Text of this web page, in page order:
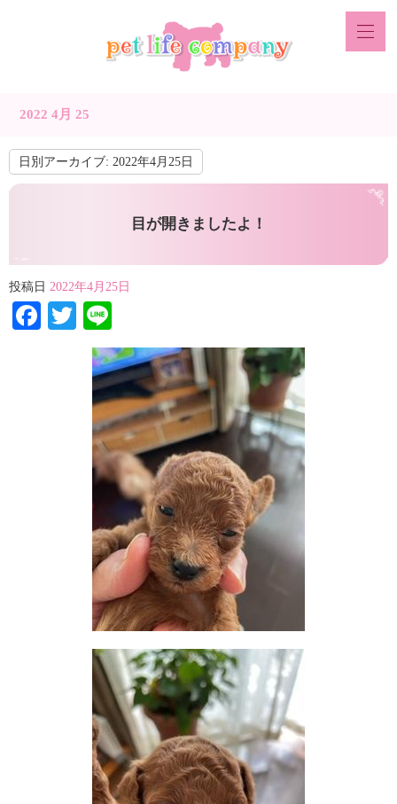
2022 4月 25
日別アーカイブ: 2022年4月25日
目が開きましたよ！
投稿日 2022年4月25日
Facebook
Twitter